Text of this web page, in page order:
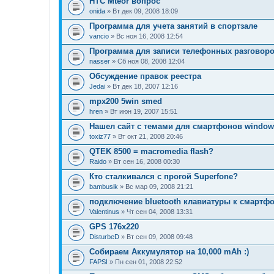
onida » Вт дек 09, 2008 18:09
Программа для учета занятий в спортзале
vancio » Вс ноя 16, 2008 12:54
Программа для записи телефонных
nasser » Сб ноя 08, 2008 12:04
Обсуждение правок реестра
Jedai » Вт дек 18, 2007 12:16
mpx200 5win smed
hren » Вт июн 19, 2007 15:51
Нашел сайт с темами для смартфонов
toxiz77 » Вт окт 21, 2008 20:46
QTEK 8500 = macromedia flash?
Raido » Вт сен 16, 2008 00:30
Кто сталкивался с прогой Superfone?
bambusik » Вс мар 09, 2008 21:21
подключение bluetooth клавиатуры к
Valentinus » Чт сен 04, 2008 13:31
GPS 176x220
DisturbeD » Вт сен 09, 2008 09:48
Собираем Аккумулятор на 10,000 mAh :)
FAPSI » Пн сен 01, 2008 22:52